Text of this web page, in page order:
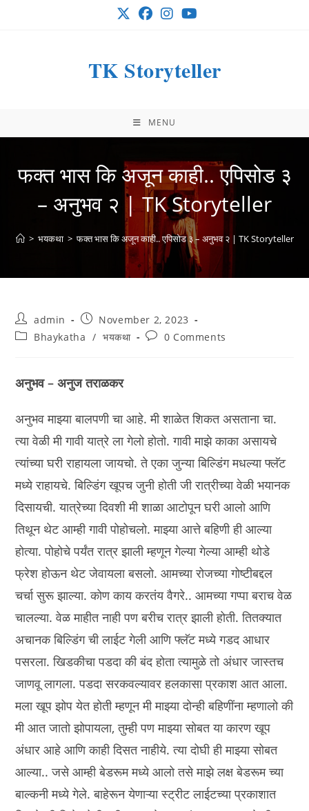
TK Storyteller
MENU
फक्त भास कि अजून काही.. एपिसोड ३
– अनुभव २ | TK Storyteller
> भयकथा > फक्त भास कि अजून काही.. एपिसोड ३ – अनुभव २ | TK Storyteller
Post
author:
admin
Post
published:
November 2, 2023
PostBhaykatha / भयकथा
Post0 Comments
अनुभव – अनुज तराळकर
अनुभव माझ्या बालपणी चा आहे. मी शाळेत शिकत असताना चा.
त्या वेळी मी गावी यात्रे ला गेलो होतो. गावी माझे काका असायचे
त्यांच्या घरी राहायला जायचो. ते एका जुन्या बिल्डिंग मधल्या फ्लॅट
मध्ये राहायचे. बिल्डिंग खूपच जुनी होती जी रात्रीच्या वेळी भयानक
दिसायची. यात्रेच्या दिवशी मी शाळा आटोपून घरी आलो आणि
तिथून थेट आम्ही गावी पोहोचलो. माझ्या आत्ते बहिणी ही आल्या
होत्या. पोहोचे पर्यंत रात्र झाली म्हणून गेल्या गेल्या आम्ही थोडे
फ्रेश होऊन थेट जेवायला बसलो. आमच्या रोजच्या गोष्टीबद्दल
चर्चा सुरू झाल्या. कोण काय करतंय वैगरे.. आमच्या गप्पा बराच वेळ
चालल्या. वेळ माहीत नाही पण बरीच रात्र झाली होती. तितक्यात
अचानक बिल्डिंग ची लाईट गेली आणि फ्लॅट मध्ये गडद आधार
पसरला. खिडकीचा पडदा की बंद होता त्यामुळे तो अंधार जास्तच
जाणवू लागला. पडदा सरकवल्यावर हलकासा प्रकाश आत आला.
मला खूप झोप येत होती म्हणून मी माझ्या दोन्ही बहिणींना म्हणालो की
मी आत जातो झोपायला, तुम्ही पण माझ्या सोबत या कारण खूप
अंधार आहे आणि काही दिसत नाहीये. त्या दोघी ही माझ्या सोबत
आल्या.. जसे आम्ही बेडरूम मध्ये आलो तसे माझे लक्ष बेडरूम च्या
बाल्कनी मध्ये गेले. बाहेरून येणाऱ्या स्ट्रीट लाईटच्या प्रकाशात